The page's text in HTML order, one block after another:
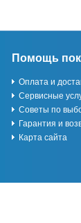
Помощь
Оплата и
Сервисные
Советы по
Гарантия и
Карта сайта